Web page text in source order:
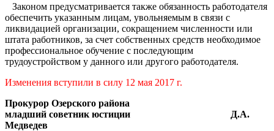
Законом предусматривается также обязанность работодателя
обеспечить указанным лицам, увольняемым в связи с
ликвидацией организации, сокращением численности или
штата работников, за счет собственных средств необходимое
профессиональное обучение с последующим
трудоустройством у данного или другого работодателя.
Изменения вступили в силу 12 мая 2017 г.
Прокурор Озерского района
младший советник юстиции Д.А.
Медведев